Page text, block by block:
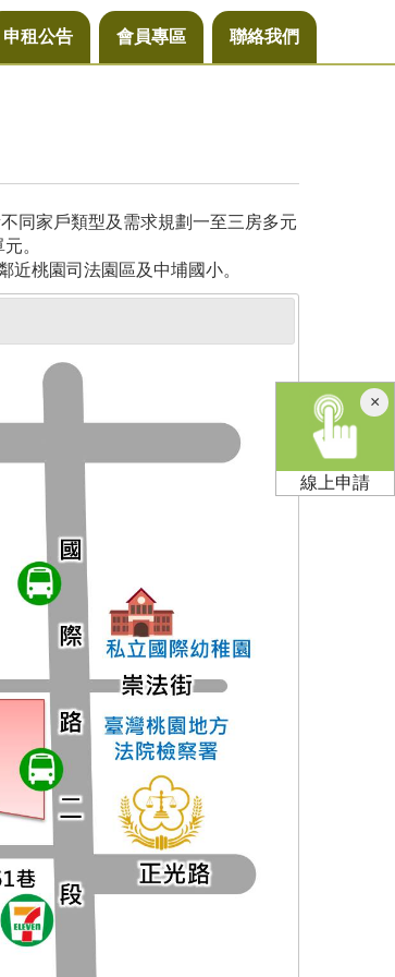
申租公告 會員專區 聯絡我們
同家戶類型及需求規劃一至三房多元
。
桃園司法園區及中埔國小。
×關
閉
線上申請